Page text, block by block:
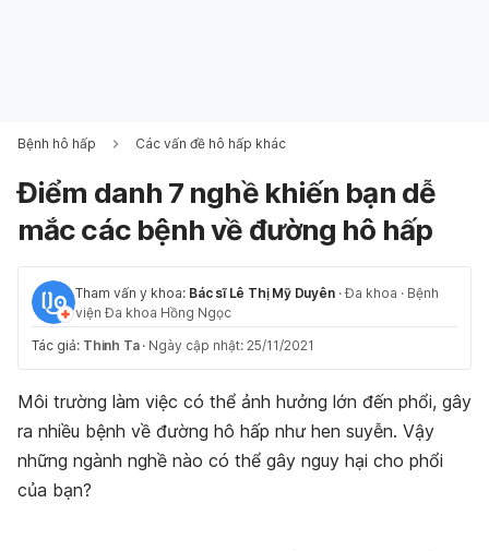
Bệnh hô hấp Các vấn đề hô hấp khác
Điểm danh 7 nghề khiến bạn dễ
mắc các bệnh về đường hô hấp
Tham vấn y khoa: Bác sĩ Lê Thị Mỹ Duyên ·Đa khoa · Bệnh
viện Đa khoa Hồng Ngọc
Tác giả: Thinh Ta · Ngày cập nhật: 25/11/2021
Môi trường làm việc có thể ảnh hưởng lớn đến phổi, gây
ra nhiều bệnh về đường hô hấp như hen suyễn. Vậy
những ngành nghề nào có thể gây nguy hại cho phổi
của bạn?